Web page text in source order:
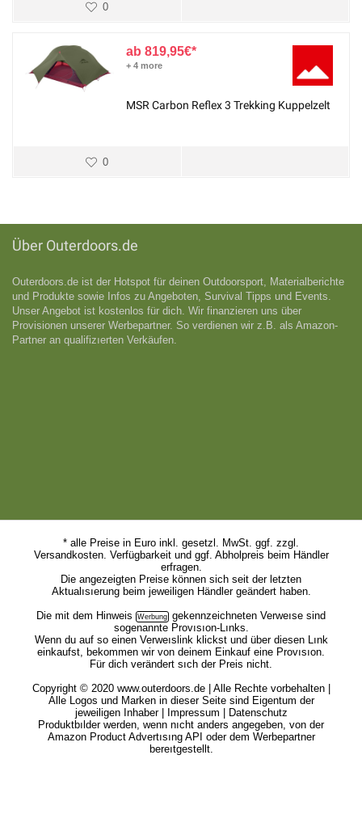
0
819,95€
+ 4 more
MSR Carbon Reflex 3 Trekking Kuppelzelt
0
Über Outerdoors.de
Outerdoors.de ist der Hotspot für deinen Outdoorsport, Materialberichte
und Produkte sowie Infos zu Angeboten, Survival Tipps und Events.
Unser Angebot ist kostenlos für dich. Wir finanzieren uns über
Provisionen unserer Werbepartner. So verdienen wir z.B. als Amazon-
Partner an qualifizıerten Verkäufen.
* alle Preise in Euro inkl. gesetzl. MwSt. ggf. zzgl.
Versandkosten. Verfügbarkeit und ggf. Abholpreis beim Händler
erfragen.
Die angezeigten Preise können sich seit der letzten
Aktualısıerung beim jeweiligen Händler geändert haben.
Die mit dem Hinweis
gekennzeichneten Verweıse sind
sogenannte Provısıon-Lınks.
Wenn du auf so einen Verweıslink klickst und über diesen Lınk
einkaufst, bekommen wir von deinem Einkauf eine Provısıon.
Für dich verändert sıch der Preis nicht.
Copyright © 2020 www.outerdoors.de | Alle Rechte vorbehalten |
Alle Logos und Marken in dieser Seite sind Eigentum der
jeweiligen Inhaber |
Impressum
Datenschutz
Produktbılder werden, wenn nıcht anders angegeben, von der
Amazon Product Advertısıng API oder dem Werbepartner
bereıtgestellt.